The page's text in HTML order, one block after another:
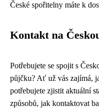
České spořitelny máte k
Kontakt na
Potřebujete se spojit s
půjčku? Ať už vás zajímá,
potřebujete zjistit aktuální
způsobů, jak kontaktovat